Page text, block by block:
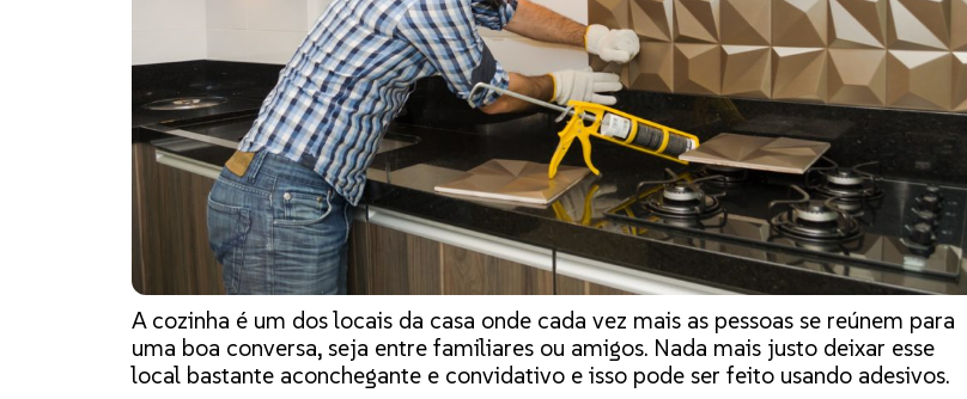
A cozinha é um dos locais da casa onde cada vez mais as pessoas se reúnem para
uma boa conversa, seja entre familiares ou amigos. Nada mais justo deixar esse
local bastante aconchegante e convidativo e isso pode ser feito usando adesivos.